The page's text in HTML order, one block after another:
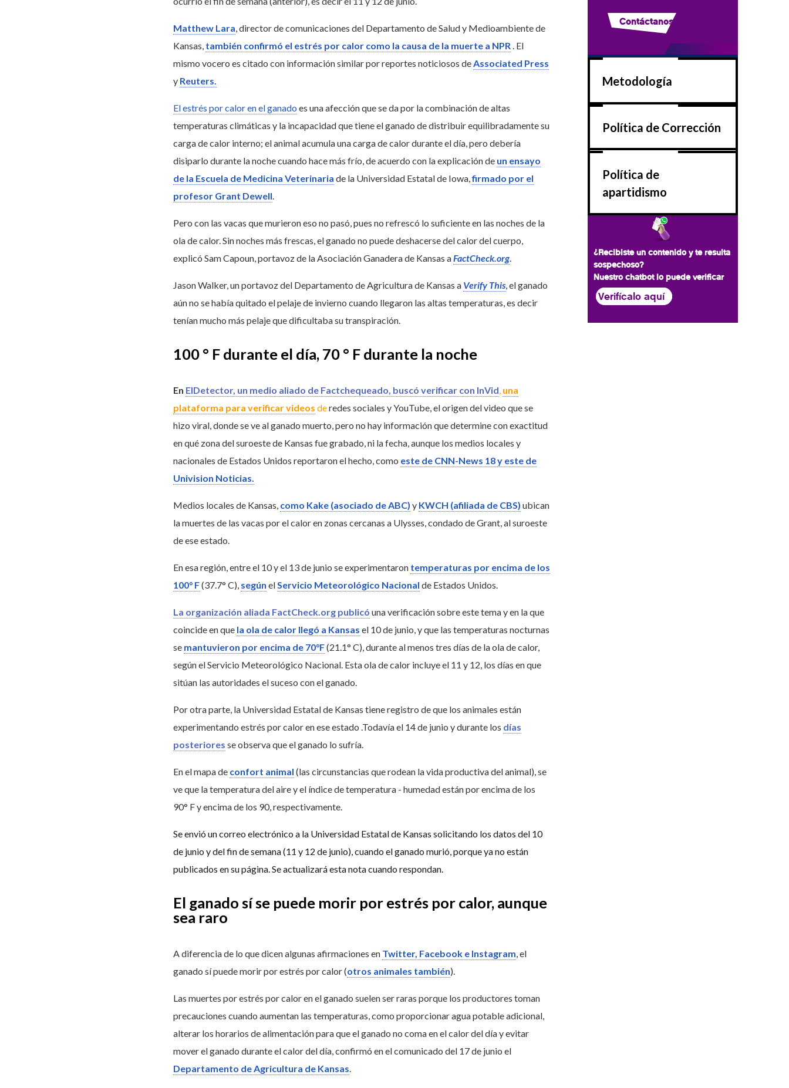
Matthew Lara , director de comunicaciones del Departamento de Salud y Medioambiente de
Kansas, también confirmó el estrés por calor como la causa de la muerte a NPR . El
mismo vocero es citado con información similar por reportes noticiosos de Associated Press
y Reuters.
El estrés por calor en el ganado es una afección que se da por la combinación de altas
temperaturas climáticas y la incapacidad que tiene el ganado de distribuir equilibradamente su
carga de calor interno; el animal acumula una carga de calor durante el día, pero debería
disiparlo durante la noche cuando hace más frío, de acuerdo con la explicación de un ensayo
de la Escuela de Medicina Veterinaria de la Universidad Estatal de Iowa,firmado por el
profesor Grant Dewell
Pero con las vacas que murieron eso no pasó, pues no refrescó lo suficiente en las noches de la
ola de calor. Sin noches más frescas, el ganado no puede deshacerse del calor del cuerpo,
explicó Sam Capoun, portavoz de la Asociación Ganadera de Kansas aFactCheck.org
Jason Walker, un portavoz del Departamento de Agricultura de Kansas a Verify This , el ganado
aún no se había quitado el pelaje de invierno cuando llegaron las altas temperaturas, es decir
tenían mucho más pelaje que dificultaba su transpiración.
100 ° F durante el día, 70 ° F durante la noche
En ElDetector, un medio aliado de Factchequeado, buscó verificar con InVid una
plataforma para verificar videos deredes sociales y YouTube, el origen del video que se
hizo viral, donde se ve al ganado muerto, pero no hay información que determine con exactitud
en qué zona del suroeste de Kansas fue grabado, ni la fecha, aunque los medios locales y
nacionales de Estados Unidos reportaron el hecho, como este de CNN-News 18y este de
Univision Noticias.
Medios locales de Kansas, como Kake (asociado de ABC) y KWCH (afiliada de CBS) ubican
la muertes de las vacas por el calor en zonas cercanas a Ulysses, condado de Grant, al suroeste
de ese estado.
En esa región, entre el 10 y el 13 de junio se experimentaron temperaturas por encima de los
100° F(37.7° C), según el Servicio Meteorológico Nacional de Estados Unidos.
La organización aliada FactCheck.org publicó una verificación sobre este tema y en la que
coincide en que la ola de calor llegó a Kansas el 10 de junio, y que las temperaturas nocturnas
se mantuvieron por encima de 70°F(21.1° C), durante al menos tres días de la ola de calor,
según el Servicio Meteorológico Nacional. Esta ola de calor incluye el 11 y 12, los días en que
sitúan las autoridades el suceso con el ganado.
Por otra parte, la Universidad Estatal de Kansas tiene registro de que los animales están
experimentando estrés por calor en ese estado .Todavía el 14 de junio y durante los días
posteriores se observa que el ganado lo sufría.
En el mapa de confort animal (las circunstancias que rodean la vida productiva del animal), se
ve que la temperatura del aire y el índice de temperatura - humedad están por encima de los
90° F y encima de los 90, respectivamente.
Se envió un correo electrónico a la Universidad Estatal de Kansas solicitando los datos del 10
de junio y del fin de semana (11 y 12 de junio), cuando el ganado murió, porque ya no están
publicados en su página. Se actualizará esta nota cuando respondan.
El ganado sí se puede morir por estrés por calor, aunque
sea raro
A diferencia de lo que dicen algunas afirmaciones en Twitter, Facebook e Instagram , el
ganado sí puede morir por estrés por calor (otros animales también).
Las muertes por estrés por calor en el ganado suelen ser raras porque los productores toman
precauciones cuando aumentan las temperaturas, como proporcionar agua potable adicional,
alterar los horarios de alimentación para que el ganado no coma en el calor del día y evitar
mover el ganado durante el calor del día, confirmó en el comunicado del 17 de junio el
Departamento de Agricultura de Kansas
Contáctanos
Metodología
Política de Corrección
Política de
apartidismo
¿Recibiste un contenido y te resulta
sospechoso?
Nuestro chatbot lo puede verificar
Verifícalo aquí